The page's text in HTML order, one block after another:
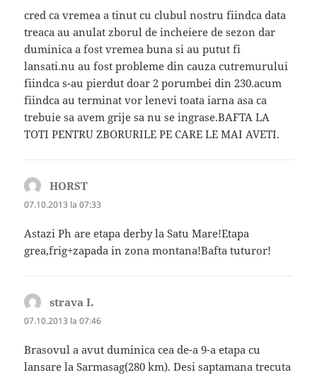
cred ca vremea a tinut cu clubul nostru fiindca data
treaca au anulat zborul de incheiere de sezon dar
duminica a fost vremea buna si au putut fi
lansati.nu au fost probleme din cauza cutremurului
fiindca s-au pierdut doar 2 porumbei din 230.acum
fiindca au terminat vor lenevi toata iarna asa ca
trebuie sa avem grije sa nu se ingrase.BAFTA LA
TOTI PENTRU ZBORURILE PE CARE LE MAI AVETI.
HORST
07.10.2013 la 07:33
Astazi Ph are etapa derby la Satu Mare!Etapa
grea,frig+zapada in zona montana!Bafta tuturor!
strava I.
07.10.2013 la 07:46
Brasovul a avut duminica cea de-a 9-a etapa cu
lansare la Sarmasag(280 km). Desi saptamana trecuta